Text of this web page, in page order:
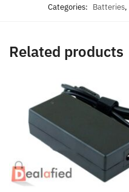
Categories: Batteries,
Related products